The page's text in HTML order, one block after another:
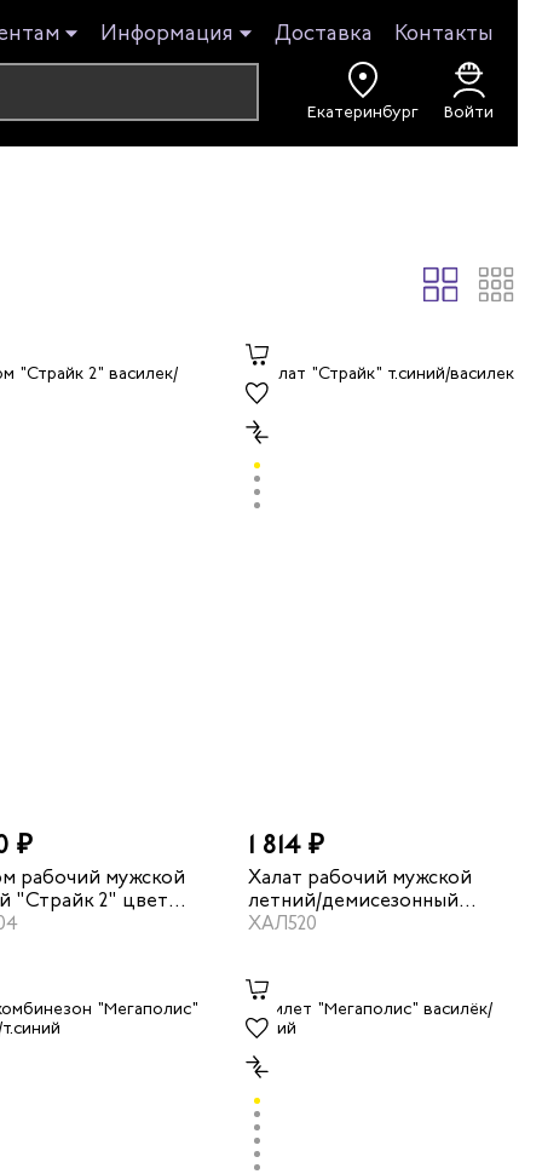
Информация Доставка Контакты
Екатеринбург Войти
₽
рабочий мужской
"Страйк 2" цвет
темно-синий
1 814 ₽
Халат рабочий мужской
летний/демисезонный
"Страйк" цвет темно-
ХАЛ520